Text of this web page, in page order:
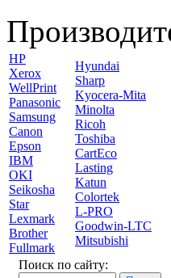
HP
Xerox
WellPrint
Panasonic
Samsung
Canon
Epson
IBM
OKI
Seikosha
Star
Lexmark
Brother
Fullmark
Hyundai
Sharp
Kyocera-Mita
Minolta
Ricoh
Toshiba
CartEco
Lasting
Katun
Colortek
L-PRO
Goodwin-LTC
Mitsubishi
Поиск по сайту: